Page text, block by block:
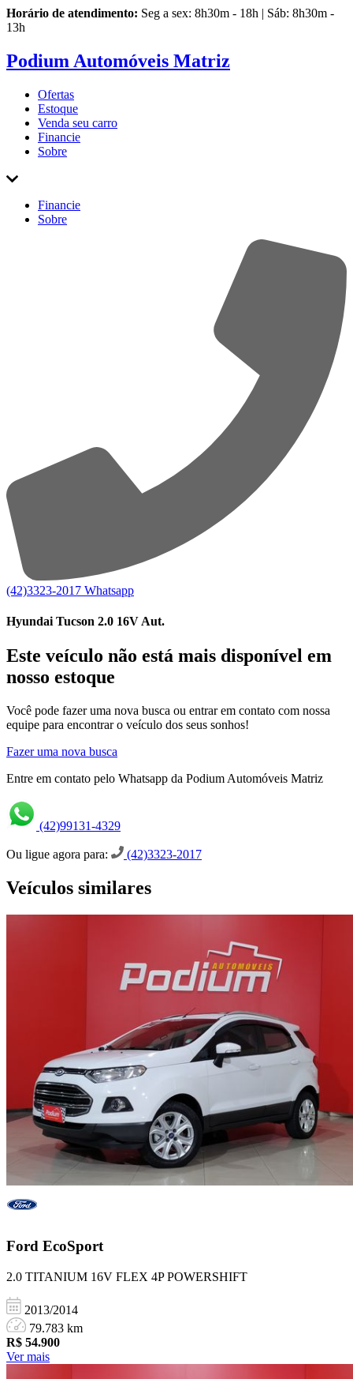
Horário de atendimento: Seg a sex: 8h30m - 18h | Sáb: 8h30m -
13h
Podium Automóveis Matriz
Ofertas
Estoque
Venda seu carro
Financie
Sobre
Financie
Sobre
(42)3323-2017 Whatsapp
Hyundai Tucson 2.0 16V Aut.
Este veículo não está mais disponível em
nosso estoque
Você pode fazer uma nova busca ou entrar em contato com nossa
equipe para encontrar o veículo dos seus sonhos!
Fazer uma nova busca
Entre em contato pelo Whatsapp da Podium Automóveis Matriz
(42)99131-4329
Ou ligue agora para: (42)3323-2017
Veículos similares
Ford EcoSport
2.0 TITANIUM 16V FLEX 4P POWERSHIFT
2013/2014
79.783 km
R$ 54.900
Ver mais